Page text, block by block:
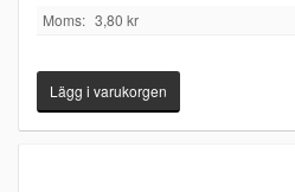
Moms: 3,80 kr